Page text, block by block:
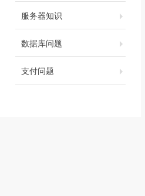
服务器知识
数据库问题
支付问题